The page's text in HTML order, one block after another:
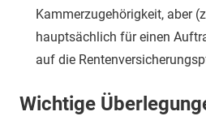
Kammerzugehörigkeit, aber
hauptsächlich für einen
auf die
Wichtige